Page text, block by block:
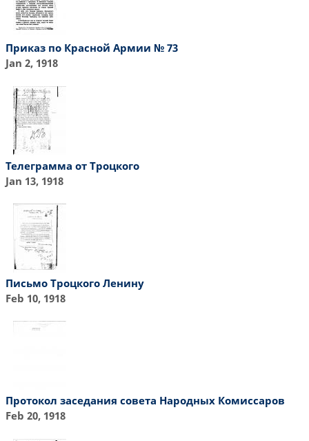
Приказ по Красной Армии № 73
Jan 2, 1918
Телеграмма от Троцкого
Jan 13, 1918
Письмо Троцкого Ленину
Feb 10, 1918
Протокол заседания совета Народных Комиссаров
Feb 20, 1918